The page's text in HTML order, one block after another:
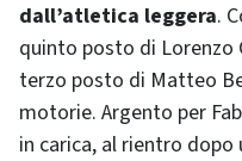
dall’atletica leggera.
quinto posto di Lorenzo
terzo posto di Matteo
motorie. Argento per
in carica, al rientro